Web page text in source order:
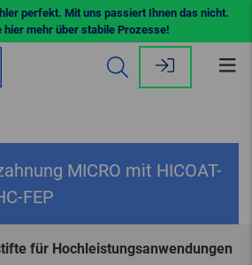
perfekt. Mit uns passiert Ihnen das nicht.
hier mehr über stabile Prozesse!
MICRO mit HICOAT-
FEP
für Hochleistungsanwendungen